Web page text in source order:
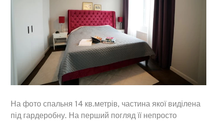
На фото спальня 14 кв.метрів, частина якої виділена
під гардеробну. На перший погляд її непросто